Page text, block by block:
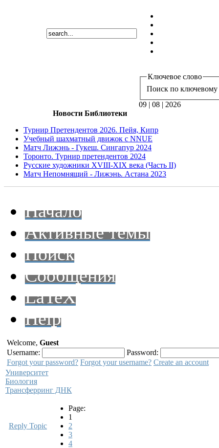
Ключевое слово
Поиск по ключевому
09 | 08 | 2026
Новости Библиотеки
Турнир Претендентов 2026. Пейя, Кипр
Учебный шахматный движок с NNUE
Матч Лижэнь - Гукеш. Сингапур 2024
Торонто. Турнир претендентов 2024
Русские художники XVIII-XIX века (Часть II)
Матч Непомнящий - Лижэнь. Астана 2023
Начало
Активные темы
Поиск
Сообщения
LaTeX
Help
Welcome, Guest
Username:
Password:
Forgot your password? Forgot your username? Create an account
Университет
Биология
Трансферринг ДНК
Reply Topic
Page:
1
2
3
4